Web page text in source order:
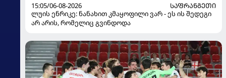
15:05/06-08-2026
ᲡᲐᲤᲠᲐᲜᲒᲔᲗᲘ
ლუის ენრიკე: ნანახით კმაყოფილი ვარ - ეს ის შედეგი
არ არის, რომელიც გვინდოდა